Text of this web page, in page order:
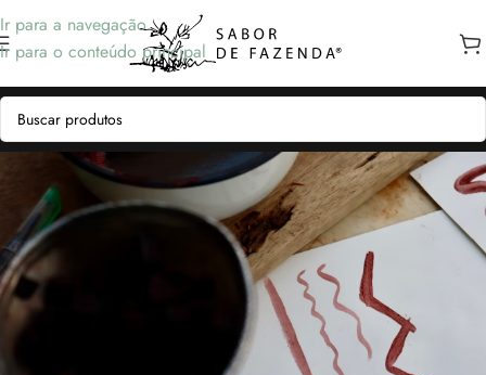
Ir para a navegação
Ir para o conteúdo principal